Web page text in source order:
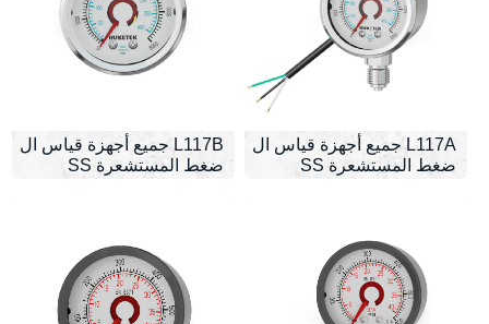
L117A جميع أجهزة قياس ال
ضغط المستشعرة SS
L117B جميع أجهزة قياس ال
ضغط المستشعرة SS